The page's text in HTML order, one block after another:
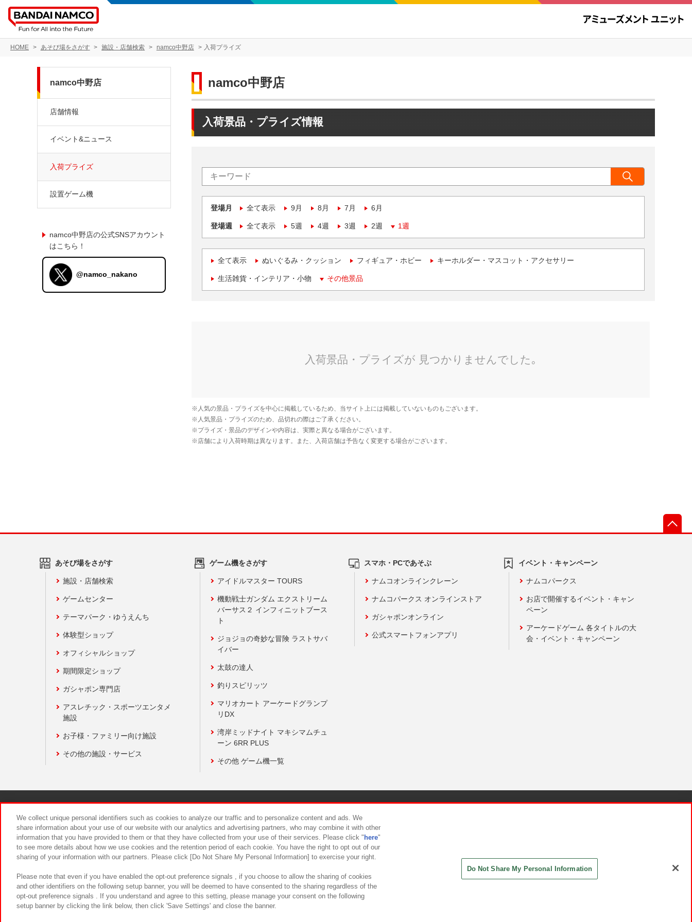
HOME あそび場をさがす 施設・店舗検索 namco中野店 入荷プライズ
namco中野店
入荷景品・プライズ情報
登場月 全て表示 9月 8月 7月 6月
登場週 全て表示 5週 4週 3週 2週 1週
全て表示 ぬいぐるみ・クッション フィギュア・ホビー キーホルダー・マスコット・アクセサリー
生活雑貨・インテリア・小物 その他景品
namco中野店
店舗情報
イベント&ニュース
入荷プライズ
設置ゲーム機
namco中野店の公式SNSアカウント
はこちら！
@namco_nakano
あそび場をさがす
施設・店舗検索
ゲームセンター
テーマパーク・ゆうえんち
体験型ショップ
オフィシャルショップ
期間限定ショップ
ガシャポン専門店
アスレチック・スポーツエンタメ
施設
お子様・ファミリー向け施設
その他の施設・サービス
ゲーム機をさがす
アイドルマスター TOURS
機動戦士ガンダム エクストリーム
バーサス２ インフィニットブース
ト
ジョジョの奇妙な冒険 ラストサバ
イバー
太鼓の達人
釣りスピリッツ
マリオカート アーケードグランプ
リDX
湾岸ミッドナイト マキシマムチュ
ーン 6RR PLUS
その他 ゲーム機一覧
スマホ・PCであそぶ
ナムコオンラインクレーン
ナムコパークス オンラインストア
ガシャポンオンライン
公式スマートフォンアプリ
イベント・キャンペーン
ナムコパークス
お店で開催するイベント・キャン
ペーン
アーケードゲーム 各タイトルの大
会・イベント・キャンペーン
食品のご提供について カスタマーハラスメント対応方針
We collect unique personal identifiers such as cookies to analyze our traffic and to personalize content and ads. We
share information about your use of our website with our analytics and advertising partners, who may combine it with other
information that you have provided to them or that they have collected from your use of their services. Please click " here"
to see more details about how we use cookies and the retention period of each cookie. You have the right to opt out of our
sharing of your information with our partners. Please click [Do Not Share My Personal Information] to exercise your right.
Please note that even if you have enabled the opt-out preference signals , if you choose to allow the sharing of cookies
and other identifiers on the following setup banner, you will be deemed to have consented to the sharing regardless of the
opt-out preference signals . If you understand and agree to this setting, please manage your consent on the following
setup banner by clicking the link below, then click 'Save Settings' and close the banner.
Do Not Share My Personal Information